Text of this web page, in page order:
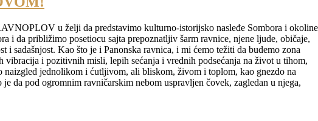
u želji da predstavimo kulturno-istorijsko nasleđe Sombora i
i da približimo posetiocu sajta prepoznatljiv šarm ravnice, njene ljude, običaje,
i sadašnjost. Kao što je i Panonska ravnica, i mi ćemo težiti da budemo zona
vibracija i pozitivnih misli, lepih sećanja i vrednih podsećanja na život u tihom,
naizgled jednolikom i ćutljivom, ali bliskom, živom i toplom, kao gnezdo na
da pod ogromnim ravničarskim nebom uspravljen čovek, zagledan u njega,